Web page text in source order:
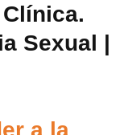
Sexual |
a la